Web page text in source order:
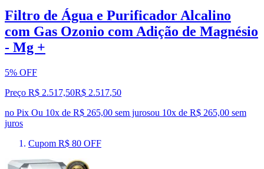
Filtro de Água e Purificador Alcalino
com Gas Ozonio com Adição de Magnésio
- Mg +
5% OFF
Preço R$ 2.517,50R$ 2.517,50
no Pix Ou 10x de R$ 265,00 sem jurosou 10x de R$ 265,00 sem
juros
Cupom R$ 80 OFF